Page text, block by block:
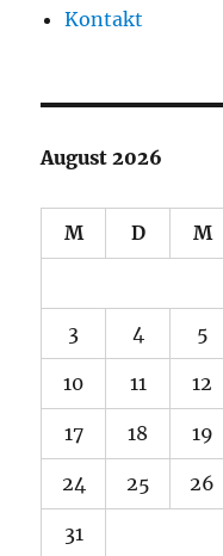
Kontakt
August 2026
M D M
3 4 5
10 11 12
17 18 19
24 25 26
31